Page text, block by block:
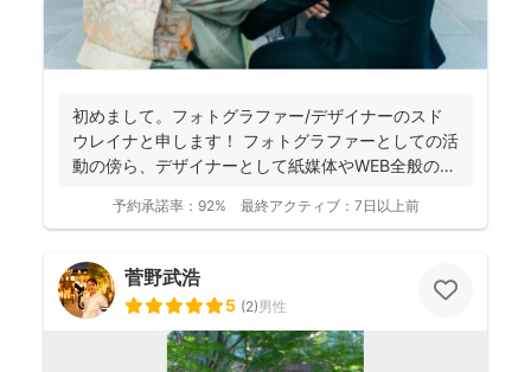
初めまして。フォトグラファー/デザイナーのスド
ウレイナと申します！ フォトグラファーとしての活
動の傍ら、デザイナーとして紙媒体やWEB全般のデ
予約承諾率： 92% 最終アクティブ： 7日以上前
菅野武浩
5 (2)男性